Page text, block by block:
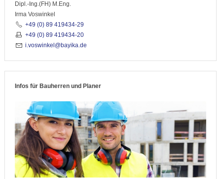
Dipl.-Ing.(FH) M.Eng.
Irma Voswinkel
+49 (0) 89 419434-29
+49 (0) 89 419434-20
i.voswinkel@bayika.de
Infos für Bauherren und Planer